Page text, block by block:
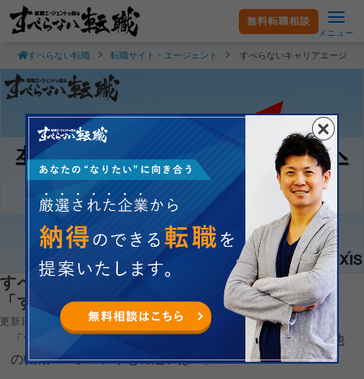
無料転職相談
メニュー
すべらない転職 転職サイト・エージェント すべらないキャリアエージェ
すべらないキャリアエージェントの強みは？
「すべらない転職」代表の末永が解説
更新日：2025.09.08
「すべらないキャリアエージェントの強みって何？」「他
の転職エージェントとの違いは？」